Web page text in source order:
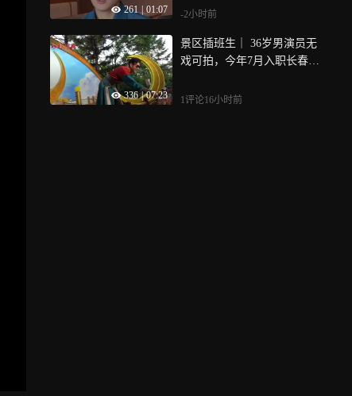
261 01:07 -2小时前
336 | 07:23
景区插班生｜ 36岁男演员无
戏可拍，今年7月入职长春市
C，在景区，他经历过舞台
1评论16小时前